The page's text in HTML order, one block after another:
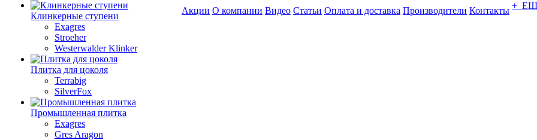
Клинкерные ступени
Exagres
Stroeher
Westerwalder Klinker
Плитка для цоколя
Terrabig
SilverFox
Промышленная плитка
Exagres
Gres Aragon
Акции О компании Видео Статьи Оплата и доставка Производители Контакты +